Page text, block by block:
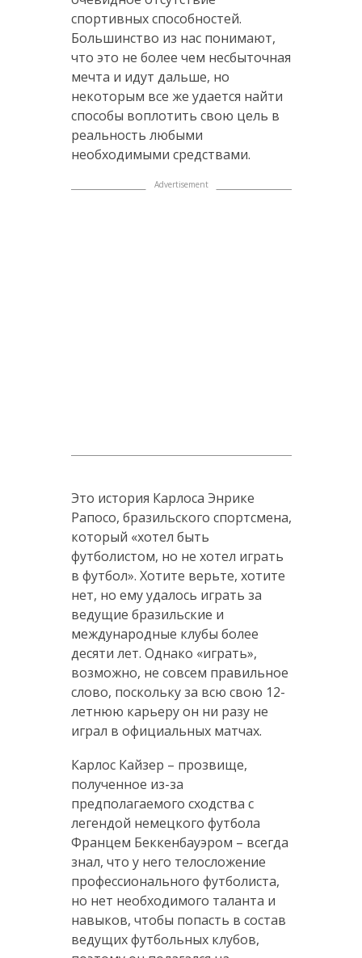
спортивных способностей.
Большинство из нас понимают,
что это не более чем несбыточная
мечта и идут дальше, но
некоторым все же удается найти
способы воплотить свою цель в
реальность любыми
необходимыми средствами.
Это история Карлоса Энрике
Рапосо, бразильского спортсмена,
который «хотел быть
футболистом, но не хотел играть
в футбол». Хотите верьте, хотите
нет, но ему удалось играть за
ведущие бразильские и
международные клубы более
десяти лет. Однако «играть»,
возможно, не совсем правильное
слово, поскольку за всю свою 12-
летнюю карьеру он ни разу не
играл в официальных матчах.
Карлос Кайзер – прозвище,
полученное из-за
предполагаемого сходства с
легендой немецкого футбола
Францем Беккенбауэром – всегда
знал, что у него телосложение
профессионального футболиста,
но нет необходимого таланта и
навыков, чтобы попасть в состав
ведущих футбольных клубов,